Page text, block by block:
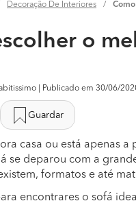
Remodelação
Remodelação
Remodelação
Remodelação
Preço
Preço
Preço
Realizar
Construção de
Decoração de
Remodelação de
Decoração De Interiores
o
| Publicado em 30/06/
Guardar
casa ou está apenas
se deparou com a
formatos e até
encontrares o sofá